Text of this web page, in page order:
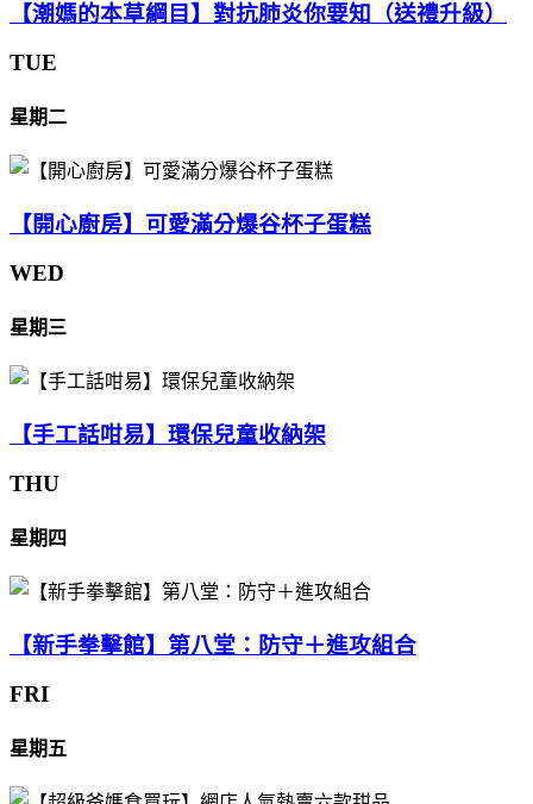
【潮媽的本草綱目】對抗肺炎你要知（送禮升級）
TUE
星期二
【開心廚房】可愛滿分爆谷杯子蛋糕
WED
星期三
【手工話咁易】環保兒童收納架
THU
星期四
【新手拳擊館】第八堂：防守＋進攻組合
FRI
星期五